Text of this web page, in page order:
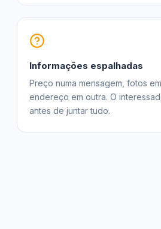
Informações espalhadas
Preço numa mensagem, fotos
endereço em outra. O
antes de juntar tudo.